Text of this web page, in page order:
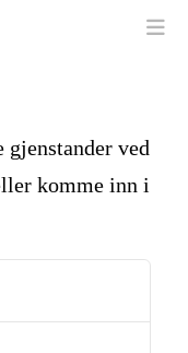
ved
komme inn i